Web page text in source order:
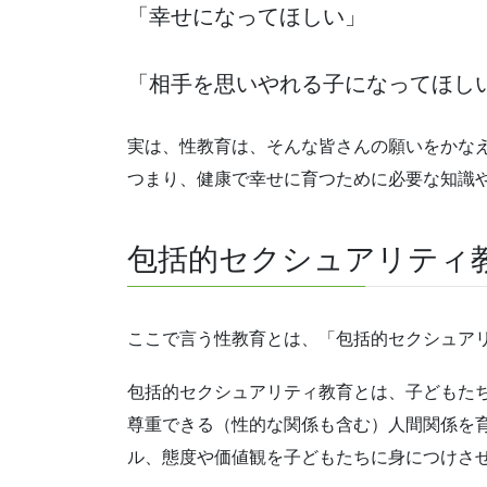
「幸せになってほしい」
「相手を思いやれる子になってほし
実は、性教育は、そんな皆さんの願いをかな
つまり、健康で幸せに育つために必要な知識
包括的セクシュアリティ
ここで言う性教育とは、「包括的セクシュア
包括的セクシュアリティ教育とは、子どもた
尊重できる（性的な関係も含む）人間関係を
ル、態度や価値観を子どもたちに身につけさ